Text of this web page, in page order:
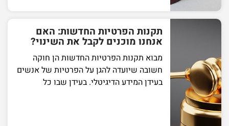
תקנות הפרטיות החדשות: האם
אנחנו מוכנים לקבל את השינוי?
מבוא תקנות הפרטיות החדשות הן חוקה
חשובה שיועדה להגן על הפרטיות של אנשים
בעידן המידע הדיגיטלי. בעידן שבו כל